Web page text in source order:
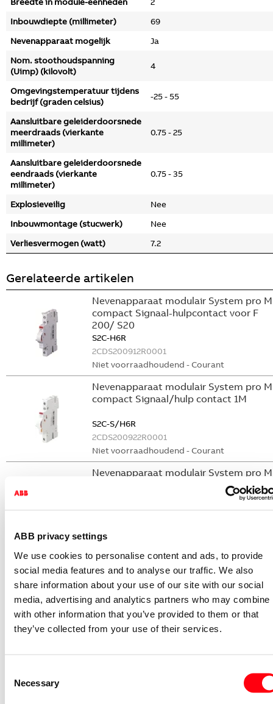
ABB privacy settings
We use cookies to personalise content and ads, to provide
social media features and to analyse our traffic. We also
share information about your use of our site with our social
media, advertising and analytics partners who may combine
with other information that you’ve provided to them or that
they’ve collected from your use of their services.
Selection
Necessary
Inbouwdiepte (millimeter)
69
Nevenapparaat mogelijk
Ja
Nom. stoothoudspanning
(Uimp) (kilovolt)
4
Omgevingstemperatuur tijdens
bedrijf (graden celsius)
-25 - 55
Aansluitbare geleiderdoorsnede
meerdraads (vierkante
millimeter)
0.75 - 25
Aansluitbare geleiderdoorsnede
eendraads (vierkante
millimeter)
0.75 - 35
Explosieveilig
Nee
Inbouwmontage (stucwerk)
Nee
Verliesvermogen (watt)
7.2
Gerelateerde artikelen
Nevenapparaat modulair System pro M
compact Signaal-hulpcontact voor F
200/ S20
S2C-H6R
2CDS200912R0001
Niet voorraadhoudend - Courant
Nevenapparaat modulair System pro M
compact Signaal/hulp contact 1M
S2C-S/H6R
2CDS200922R0001
Niet voorraadhoudend - Courant
Nevenapparaat modulair System pro M
Niet voorraadhoudend - Courant
Nevenapparaat modulair System pro M
compact Hulpcontact 1M+1V
S2C-H11L
2CDS200936R0001
Niet voorraadhoudend - Courant